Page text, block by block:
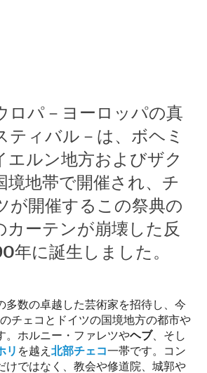
ロパ－ヨーロッパの真
ティバル－は、ボヘミ
エルン地方およびザク
境地帯で開催され、チ
が開催するこの祭典の
カーテンが崩壊した反
年に誕生しました。
多数の卓越した芸術家を招待し、今
チェコとドイツの国境地方の都市や
。ホルニー・ファレツやヘブ、そし
リ を越え 北部チェコ一帯です。コン
けではなく、教会や修道院、城郭や